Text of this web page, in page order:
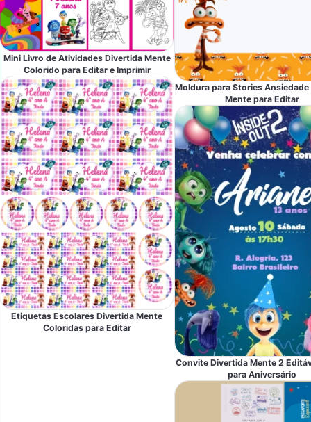
Mini Livro de Atividades Divertida Mente
Colorido para Editar e Imprimir
Etiquetas Escolares Divertida Mente
Coloridas para Editar
Moldura para Stories
Mente para Editar
Convite Divertida Mente 2
para Aniversário